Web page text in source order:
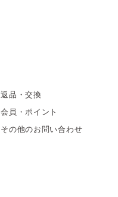
返品・交換
会員・ポイント
その他のお問い合わせ